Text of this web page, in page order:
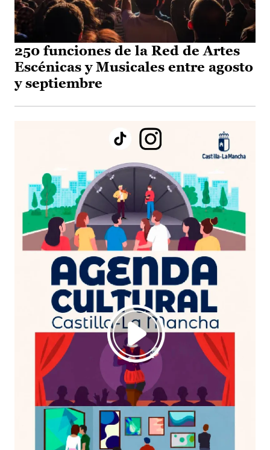
250 funciones de la Red de Artes
Escénicas y Musicales entre agosto
y septiembre